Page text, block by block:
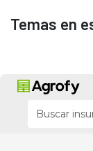
Temas en